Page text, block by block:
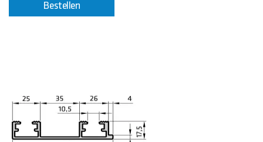
Bestellen